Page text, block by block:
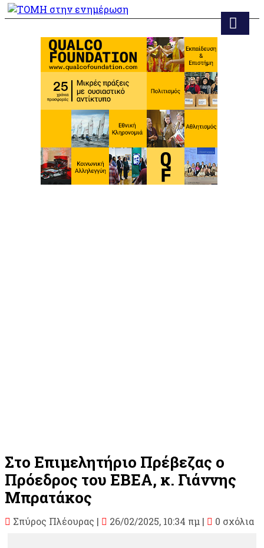
Στο Επιμελητήριο Πρέβεζας ο
Πρόεδρος του ΕΒΕΑ, κ. Γιάννης
Μπρατάκος
Σπύρος Πλέουρας | 26/02/2025, 10:34 πμ | 0 σχόλια